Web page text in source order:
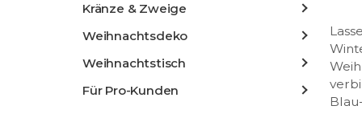
Kränze & Zweige
Weihnachtsdeko
Weihnachtstisch
Für Pro-Kunden